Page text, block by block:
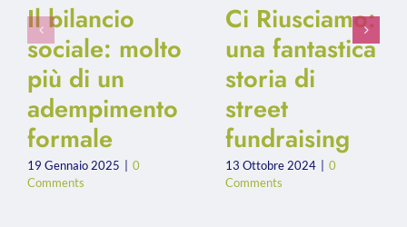
Il bilancio
sociale: molto
più di un
adempimento
formale
19 Gennaio 2025
0
Comments
Ci Riusciamo:
una fantastica
storia di
street
fundraising
13 Ottobre 2024
0
Comments